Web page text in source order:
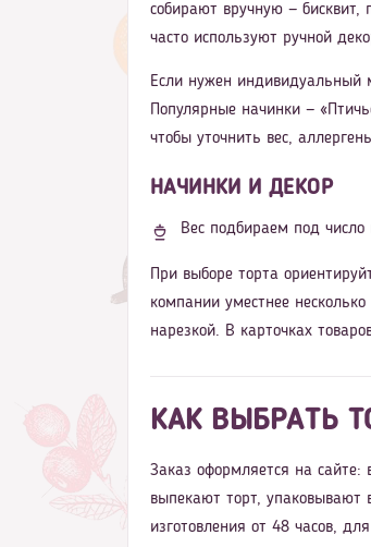
собирают вручную — бисквит,
часто используют ручной
Если нужен индивидуальный
Популярные начинки —
чтобы уточнить вес,
НАЧИНКИ И ДЕКОР
Вес подбираем под число
При выборе торта
компании уместнее
нарезкой. В карточках
КАК ВЫБРАТЬ
Заказ оформляется на сайте:
выпекают торт, упаковывают
изготовления от 48 часов,